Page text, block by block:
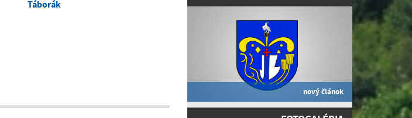
Táborák
nový článok